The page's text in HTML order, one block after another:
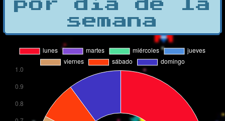
por día de la
semana